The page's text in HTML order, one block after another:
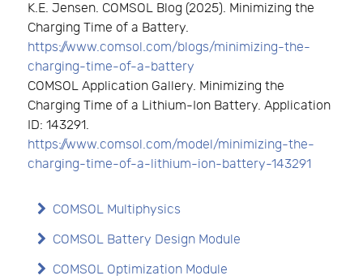
K.E. Jensen. COMSOL Blog (2025). Minimizing the
Charging Time of a Battery.
https://www.comsol.com/blogs/minimizing-the-
charging-time-of-a-battery
COMSOL Application Gallery. Minimizing the
Charging Time of a Lithium-Ion Battery. Application
ID: 143291.
https://www.comsol.com/model/minimizing-the-
charging-time-of-a-lithium-ion-battery-143291
COMSOL Multiphysics
COMSOL Battery Design Module
COMSOL Optimization Module